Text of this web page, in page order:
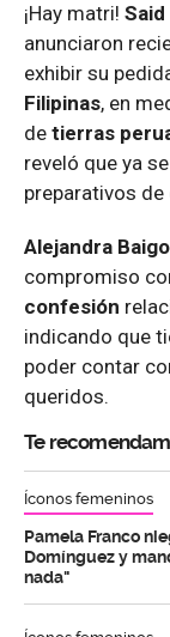
¡Hay matri! Said
anunciaron
exhibir su
Filipinas, en
de tierras
reveló que ya
preparativos de
Alejandra
compromiso
confesión
indicando que
poder contar
queridos.
Te
Íconos femeninos
Pamela Franco
Domínguez y
nada"